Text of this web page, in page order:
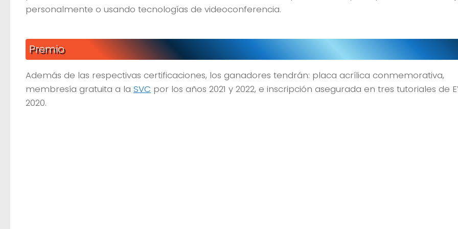
personalmente o usando tecnologías de videoconferencia.
Premio
Además de las respectivas certificaciones, los ganadores tendrán: placa acrílica conmemorativa,
membresía gratuita a la SVC por los años 2021 y 2022, e inscripción asegurada en tres tutoriales de
2020.